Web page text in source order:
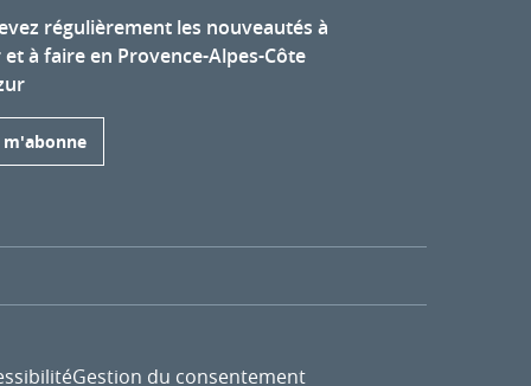
régulièrement les nouveautés à
à faire en Provence-Alpes-Côte
m'abonne
Gestion du consentement